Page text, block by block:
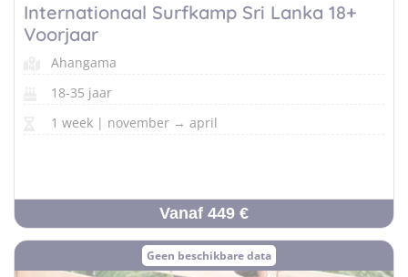
Internationaal Surfkamp Sri Lanka 18+
Voorjaar
Ahangama
18-35 jaar
1 week | november → april
Vanaf 449 €
Geen beschikbare data